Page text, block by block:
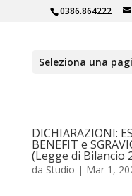
0386.864222
Seleziona una
DICHIARAZIONI:
BENEFIT e
(Legge di Bilancio
da Studio | Mar 1,